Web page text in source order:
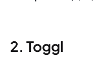
2. Toggl